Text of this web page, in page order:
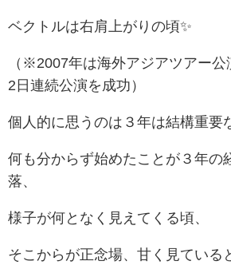
ベクトルは右肩上がりの頃✨
（※2007年は海外アジアツアー
2日連続公演を成功）
個人的に思うのは３年は結構重要
何も分からず始めたことが３年の
落、
様子が何となく見えてくる頃、
そこからが正念場、甘く見ている